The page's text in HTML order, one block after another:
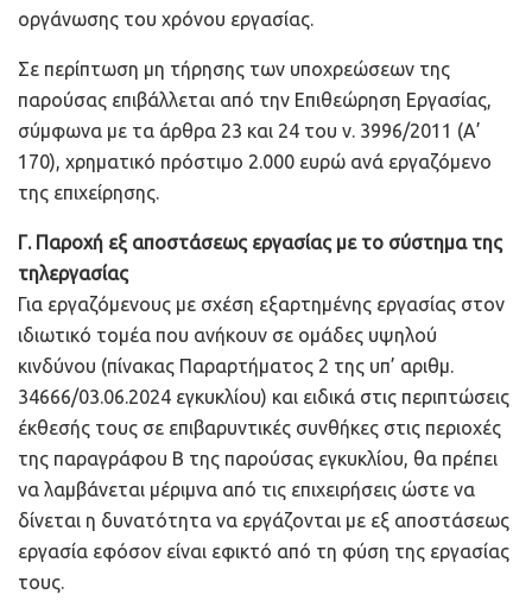
οργάνωσης του χρόνου εργασίας.
Σε περίπτωση μη τήρησης των υποχρεώσεων της
παρούσας επιβάλλεται από την Επιθεώρηση Εργασίας,
σύμφωνα με τα άρθρα 23 και 24 του ν. 3996/2011 (Α’
170), χρηματικό πρόστιμο 2.000 ευρώ ανά εργαζόμενο
της επιχείρησης.
Γ. Παροχή εξ αποστάσεως εργασίας με το σύστημα της
τηλεργασίας
Για εργαζόμενους με σχέση εξαρτημένης εργασίας στον
ιδιωτικό τομέα που ανήκουν σε ομάδες υψηλού
κινδύνου (πίνακας Παραρτήματος 2 της υπ’ αριθμ.
34666/03.06.2024 εγκυκλίου) και ειδικά στις περιπτώσεις
έκθεσής τους σε επιβαρυντικές συνθήκες στις περιοχές
της παραγράφου Β της παρούσας εγκυκλίου, θα πρέπει
να λαμβάνεται μέριμνα από τις επιχειρήσεις ώστε να
δίνεται η δυνατότητα να εργάζονται με εξ αποστάσεως
εργασία εφόσον είναι εφικτό από τη φύση της εργασίας
τους.